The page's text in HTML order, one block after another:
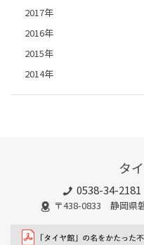
2017年
2016年
2015年
2014年
タ
0538-34-2181
〒438-0833 静岡県